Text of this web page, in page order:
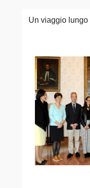
Un viaggio lungo